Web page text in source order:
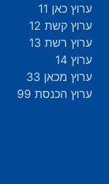
ערוץ כאן 11
ערוץ קשת 12
ערוץ רשת 13
ערוץ 14
ערוץ מכאן 33
ערוץ הכנסת 99